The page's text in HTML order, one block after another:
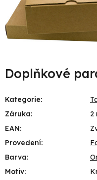
Doplňkové
Kategorie:
Záruka:
2
EAN:
Provedení:
Barva:
Motiv: